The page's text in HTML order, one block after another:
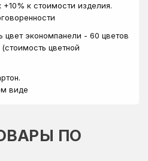
к стоимости изделия.
цвет экономпанели - 60 цветов
цветной
виде
ПО